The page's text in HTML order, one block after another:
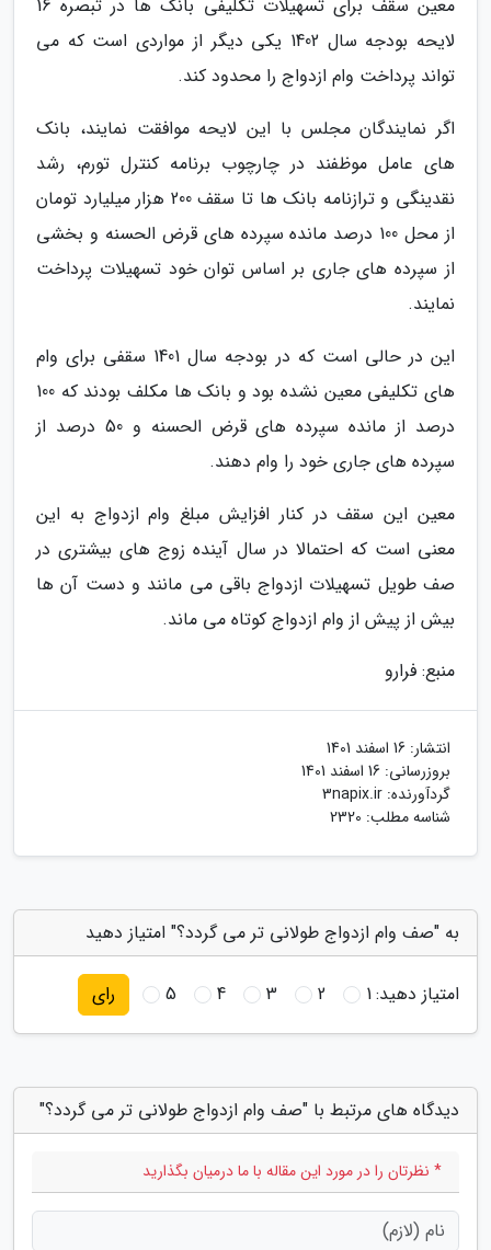
معین سقف برای تسهیلات تکلیفی بانک ها در تبصره 16
لایحه بودجه سال 1402 یکی دیگر از مواردی است که می
تواند پرداخت وام ازدواج را محدود کند.
اگر نمایندگان مجلس با این لایحه موافقت نمایند، بانک
های عامل موظفند در چارچوب برنامه کنترل تورم، رشد
نقدینگی و ترازنامه بانک ها تا سقف 200 هزار میلیارد تومان
از محل 100 درصد مانده سپرده های قرض الحسنه و بخشی
از سپرده های جاری بر اساس توان خود تسهیلات پرداخت
نمایند.
این در حالی است که در بودجه سال 1401 سقفی برای وام
های تکلیفی معین نشده بود و بانک ها مکلف بودند که 100
درصد از مانده سپرده های قرض الحسنه و 50 درصد از
سپرده های جاری خود را وام دهند.
معین این سقف در کنار افزایش مبلغ وام ازدواج به این
معنی است که احتمالا در سال آینده زوج های بیشتری در
صف طویل تسهیلات ازدواج باقی می مانند و دست آن ها
بیش از پیش از وام ازدواج کوتاه می ماند.
منبع: فرارو
انتشار: 16 اسفند 1401
بروزرسانی: 16 اسفند 1401
گردآورنده: 3napix.ir
شناسه مطلب: 2320
به "صف وام ازدواج طولانی تر می گردد؟" امتیاز دهید
امتیاز دهید:1
2
3
4
5 رای
دیدگاه های مرتبط با "صف وام ازدواج طولانی تر می گردد؟"
* نظرتان را در مورد این مقاله با ما درمیان بگذارید